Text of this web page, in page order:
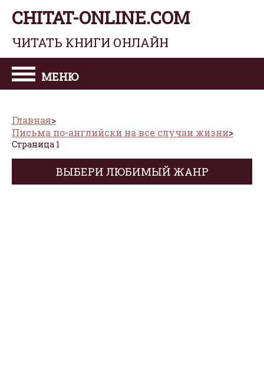
CHITAT-ONLINE.COM
ЧИТАТЬ КНИГИ ОНЛАЙН
МЕНЮ
Главная
Письма по-английски на все случаи жизни
Страница 1
ВЫБЕРИ ЛЮБИМЫЙ ЖАНР